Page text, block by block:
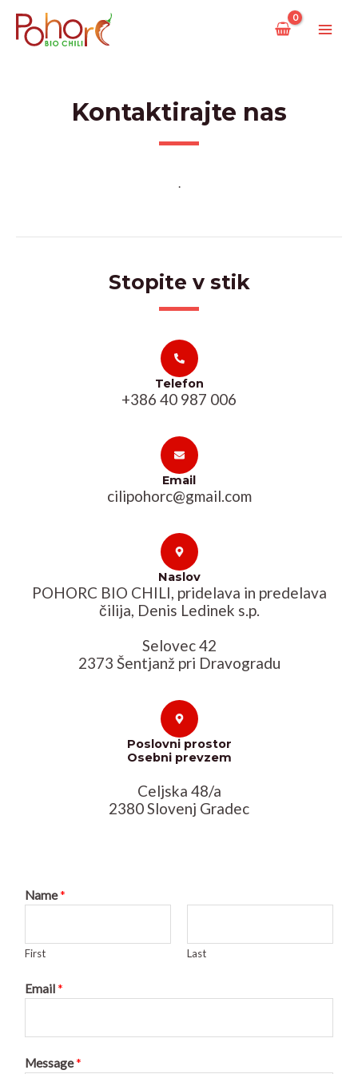
content
Kontaktirajte nas
.
Stopite v stik
Telefon
+386 40 987 006
Email
cilipohorc@gmail.com
Naslov
POHORC BIO CHILI, pridelava in predelava
čilija, Denis Ledinek s.p.
Selovec 42
2373 Šentjanž pri Dravogradu
Poslovni prostor
Osebni prevzem
Celjska 48/a
2380 Slovenj Gradec
Name*
First Last
Email*
Message*